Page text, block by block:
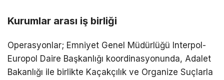
Kurumlar arası iş birliği
Operasyonlar; Emniyet Genel Müdürlüğü Interpol-
Europol Daire Başkanlığı koordinasyonunda, Adalet
Bakanlığı ile birlikte Kaçakçılık ve Organize Suçlarla